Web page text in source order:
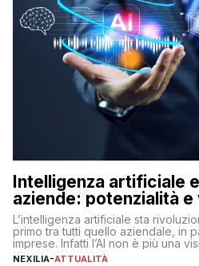
Intelligenza artificiale
aziende: potenzialità
L’intelligenza artificiale sta
primo tra tutti quello aziendale, in
imprese. Infatti l’AI non è più una
realtà operativa che sta portando
NEXILIA-ATTUALITÀ